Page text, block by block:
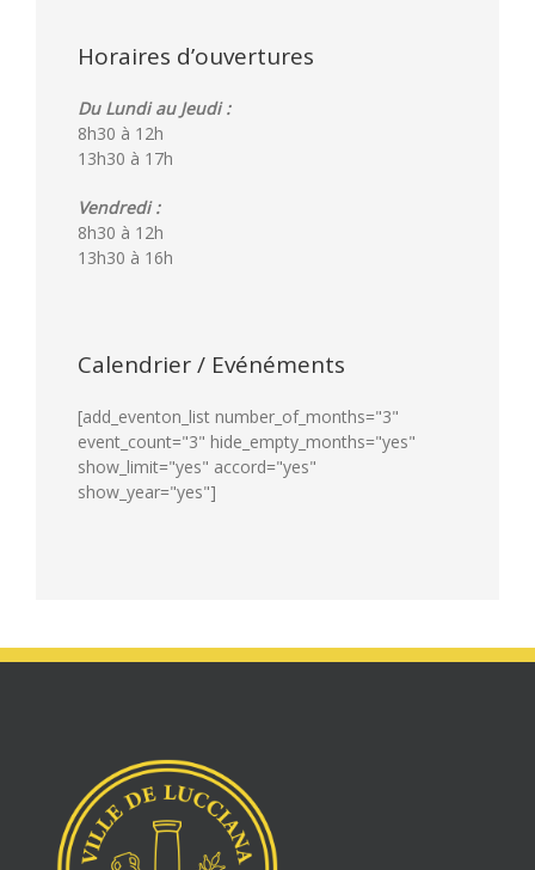
Horaires d’ouvertures
Du Lundi au Jeudi :
8h30 à 12h
13h30 à 17h
Vendredi :
8h30 à 12h
13h30 à 16h
Calendrier / Evénéments
[add_eventon_list number_of_months="3"
event_count="3" hide_empty_months="yes"
show_limit="yes" accord="yes"
show_year="yes"]